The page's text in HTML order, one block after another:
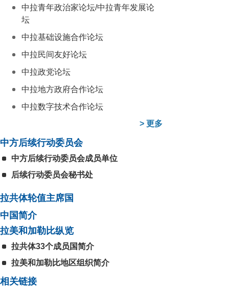
中拉青年政治家论坛/中拉青年发展论
坛
中拉基础设施合作论坛
中拉民间友好论坛
中拉政党论坛
中拉地方政府合作论坛
中拉数字技术合作论坛
> 更多
中方后续行动委员会
中方后续行动委员会成员单位
后续行动委员会秘书处
拉共体轮值主席国
中国简介
拉美和加勒比纵览
拉共体33个成员国简介
拉美和加勒比地区组织简介
相关链接